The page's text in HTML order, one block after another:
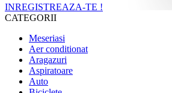
INREGISTREAZA-TE !
CATEGORII
Meseriasi
Aer conditionat
Aragazuri
Aspiratoare
Auto